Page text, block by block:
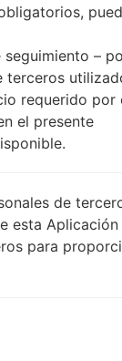
–
terceros
requerido por
el presente
de
esta Aplicación
para